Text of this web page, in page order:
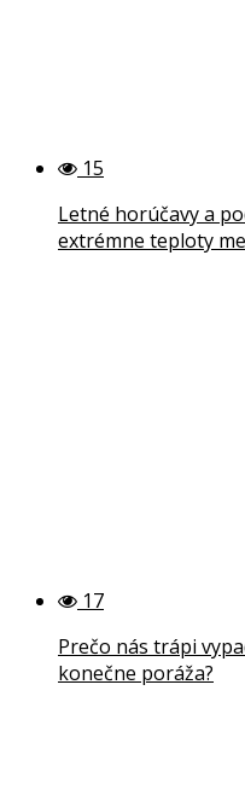
15
Letné horúčavy a
extrémne teploty
17
Prečo nás trápi
konečne poráža?